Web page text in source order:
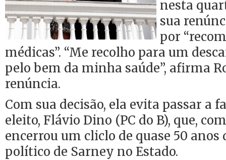
nesta
sua
por
médicas”. “Me recolho para um
pelo bem da minha saúde”, afirma
renúncia.
Com sua decisão, ela evita passar a
eleito, Flávio Dino (PC do B), que,
encerrou um cliclo de quase 50 anos
político de Sarney no Estado.